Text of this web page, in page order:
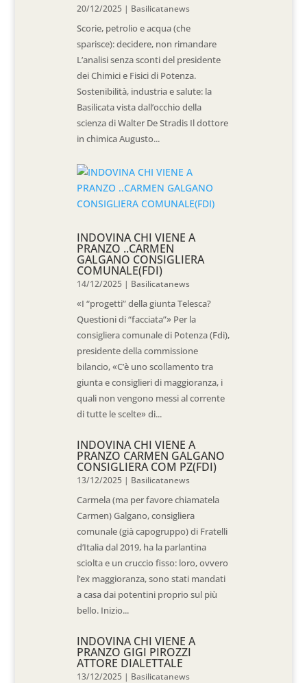
20/12/2025 | Basilicatanews
Scorie, petrolio e acqua (che
sparisce): decidere, non rimandare
L’analisi senza sconti del presidente
dei Chimici e Fisici di Potenza.
Sostenibilità, industria e salute: la
Basilicata vista dall’occhio della
scienza di Walter De Stradis Il dottore
in chimica Augusto...
INDOVINA CHI VIENE A
PRANZO ..CARMEN
GALGANO CONSIGLIERA
COMUNALE(FDI)
14/12/2025 | Basilicatanews
«I “progetti” della giunta Telesca?
Questioni di “facciata”» Per la
consigliera comunale di Potenza (Fdi),
presidente della commissione
bilancio, «C’è uno scollamento tra
giunta e consiglieri di maggioranza, i
quali non vengono messi al corrente
di tutte le scelte» di...
INDOVINA CHI VIENE A
PRANZO CARMEN GALGANO
CONSIGLIERA COM PZ(FDI)
13/12/2025 | Basilicatanews
Carmela (ma per favore chiamatela
Carmen) Galgano, consigliera
comunale (già capogruppo) di Fratelli
d’Italia dal 2019, ha la parlantina
sciolta e un cruccio fisso: loro, ovvero
l’ex maggioranza, sono stati mandati
a casa dai potentini proprio sul più
bello. Inizio...
INDOVINA CHI VIENE A
PRANZO GIGI PIROZZI
ATTORE DIALETTALE
13/12/2025 | Basilicatanews